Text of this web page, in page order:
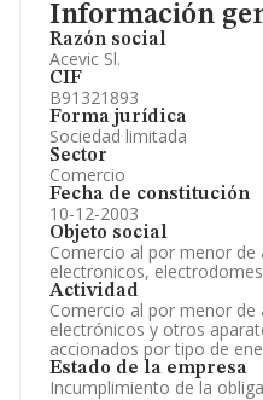
Información
Razón social
Acevic Sl.
CIF
B91321893
Forma jurídica
Sociedad limitada
Sector
Comercio
Fecha de constitución
10-12-2003
Objeto social
Comercio al por menor de
electronicos,
Actividad
Comercio al por menor de
electrónicos y otros
accionados por tipo de
Estado de la empresa
Incumplimiento de la